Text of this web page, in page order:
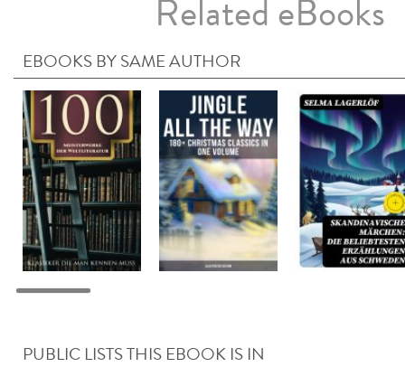
Related eBooks
EBOOKS BY SAME AUTHOR
PUBLIC LISTS THIS EBOOK IS IN